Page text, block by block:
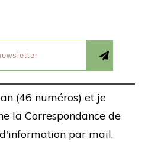
(46 numéros) et je
la Correspondance de
d'information par mail,